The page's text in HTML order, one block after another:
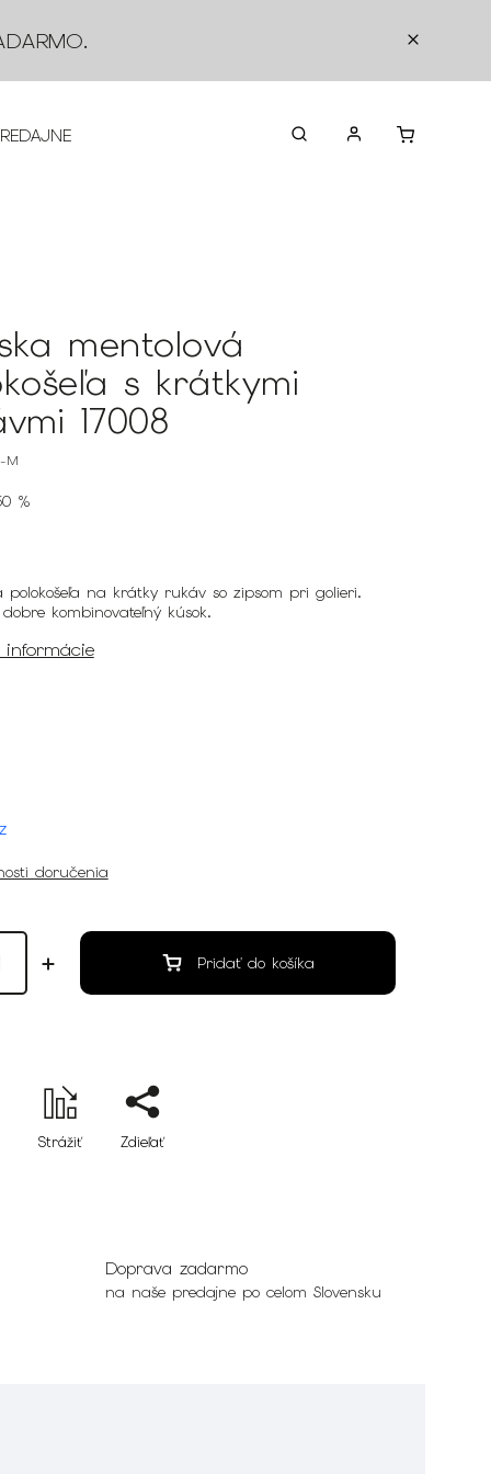
.
KONTAKTY
mentolová
s krátkymi
17008
M
%
polokošeľa na krátky rukáv so zipsom pri golieri.
kombinovateľný kúsok.
informácie
doručenia
Pridať do košíka
Strážiť Zdieľať
Doprava zadarmo
na naše predajne po celom Slovensku